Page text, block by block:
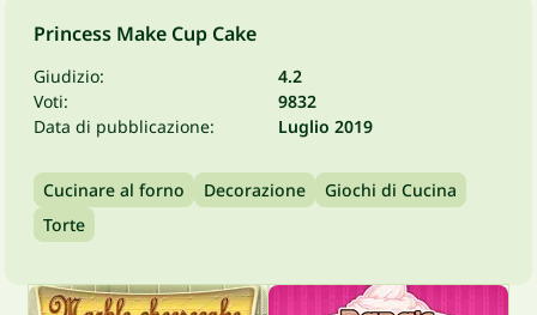
Princess Make Cup Cake
Giudizio:
4.2
Voti:
9832
Data di pubblicazione:
Luglio 2019
Cucinare al forno Decorazione
Giochi di Cucina
Torte